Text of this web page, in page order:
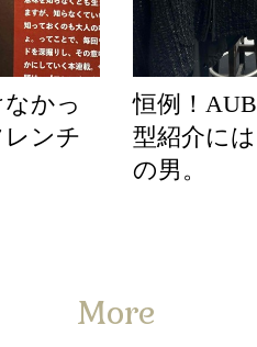
かっ
ンチ
恒例！
型紹介に
の男。
More